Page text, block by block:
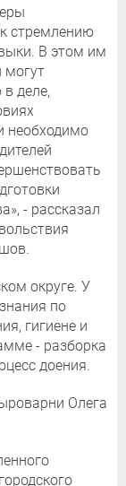
стремлению
В этом им
могут
деле,
необходимо
- рассказал
округе. У
по
гигиене и
- разборка
доения.
Олега